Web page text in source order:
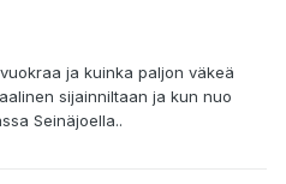
ja kuinka paljon väkeä
sijainniltaan ja kun nuo
Seinäjoella..